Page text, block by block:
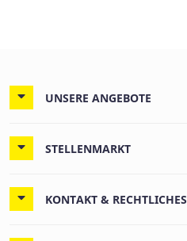
UNSERE ANGEBOTE
STELLENMARKT
KONTAKT & RECHTLICHES